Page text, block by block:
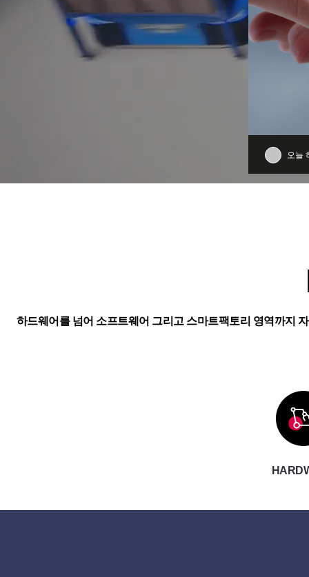
하드웨어를 넘어 소프트웨어 그리고 스마트팩토리 영역까지
오늘